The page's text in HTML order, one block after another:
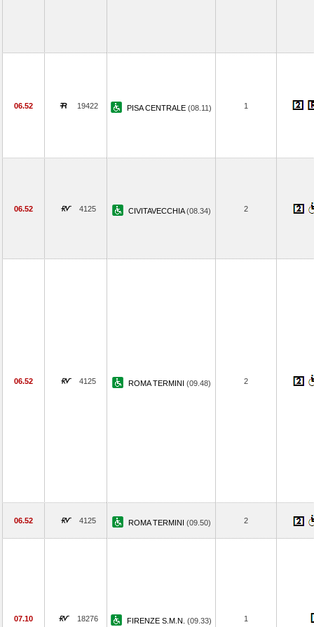
06.52 19422 PISA CENTRALE (08.11) 1
06.52 4125 CIVITAVECCHIA(08.34) 2
06.52 4125 ROMA TERMINI (09.48) 2
06.52 4125 ROMA TERMINI (09.50) 2
07.10 18276 FIRENZE S.M.N. (09.33) 1